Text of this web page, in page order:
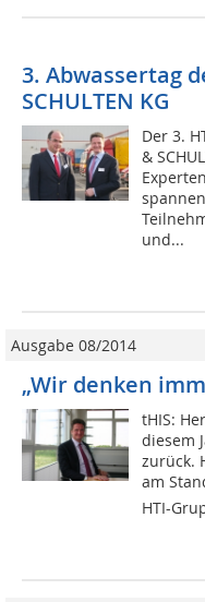
3. Abwassertag
SCHULTEN KG
Der 3.
&
und...
Ausgabe 08/2014
„Wir denken
tHIS:
diesem
zurück.
am
HTI-